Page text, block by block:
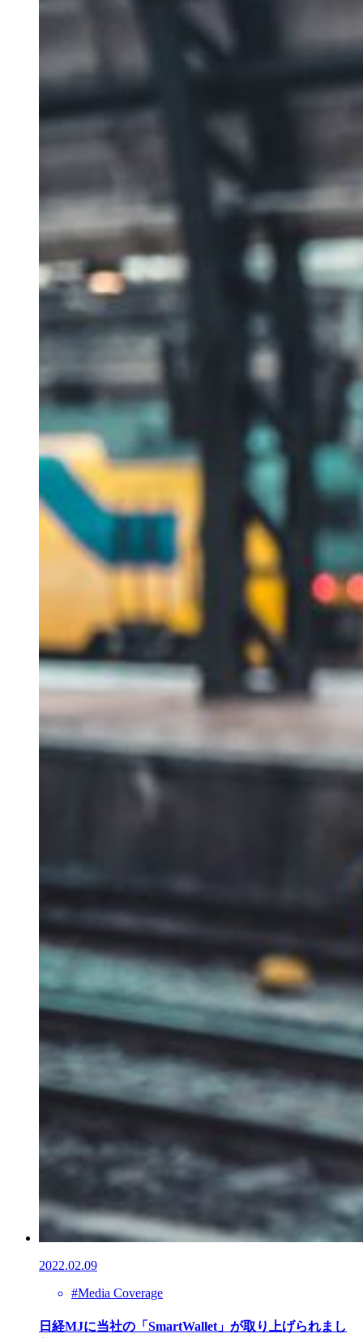
2022.02.09
#Media Coverage
日経MJに当社の「SmartWallet」が取り上げられまし